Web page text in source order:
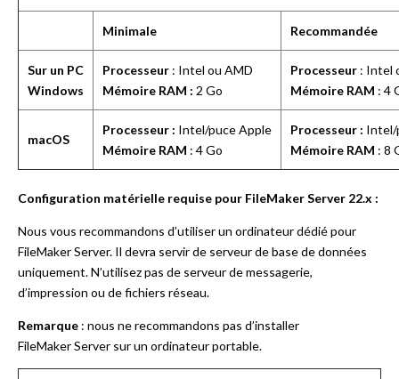
Minimale Recommandée
Sur un PC
Windows
Processeur : Intel ou AMD
Mémoire RAM : 2 Go
Processeur : Intel
Mémoire RAM : 4
macOS
Processeur : Intel/puce Apple
Mémoire RAM : 4 Go
Processeur : Intel/
Mémoire RAM : 8
Configuration matérielle requise pour FileMaker Server 22.x :
Nous vous recommandons d’utiliser un ordinateur dédié pour
FileMaker Server. Il devra servir de serveur de base de données
uniquement. N’utilisez pas de serveur de messagerie,
d’impression ou de fichiers réseau.
Remarque : nous ne recommandons pas d’installer
FileMaker Server sur un ordinateur portable.